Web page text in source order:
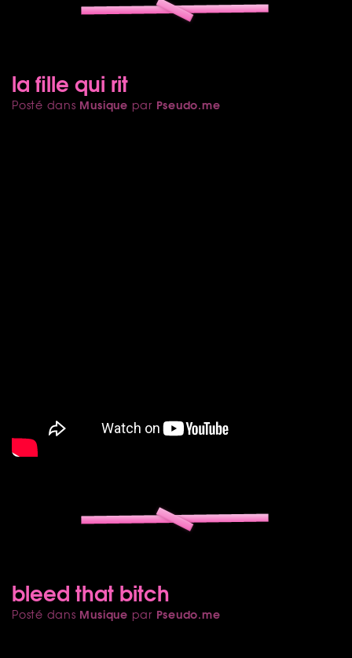
la fille qui rit
Posté dans Musique par Pseudo.me
bleed that bitch
Posté dans Musique par Pseudo.me